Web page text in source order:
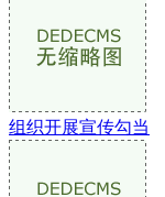
组织开展宣传勾当